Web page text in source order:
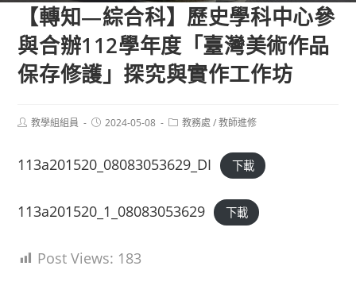
【轉知—綜合科】歷史學科中心參
與合辦112學年度「臺灣美術作品
保存修護」探究與實作工作坊
Post教學組組員
Post2024-05-08
Post教務處 / 教師進修
113a201520_08083053629_DI 下載
113a201520_1_08083053629 下載
Post Views: 183